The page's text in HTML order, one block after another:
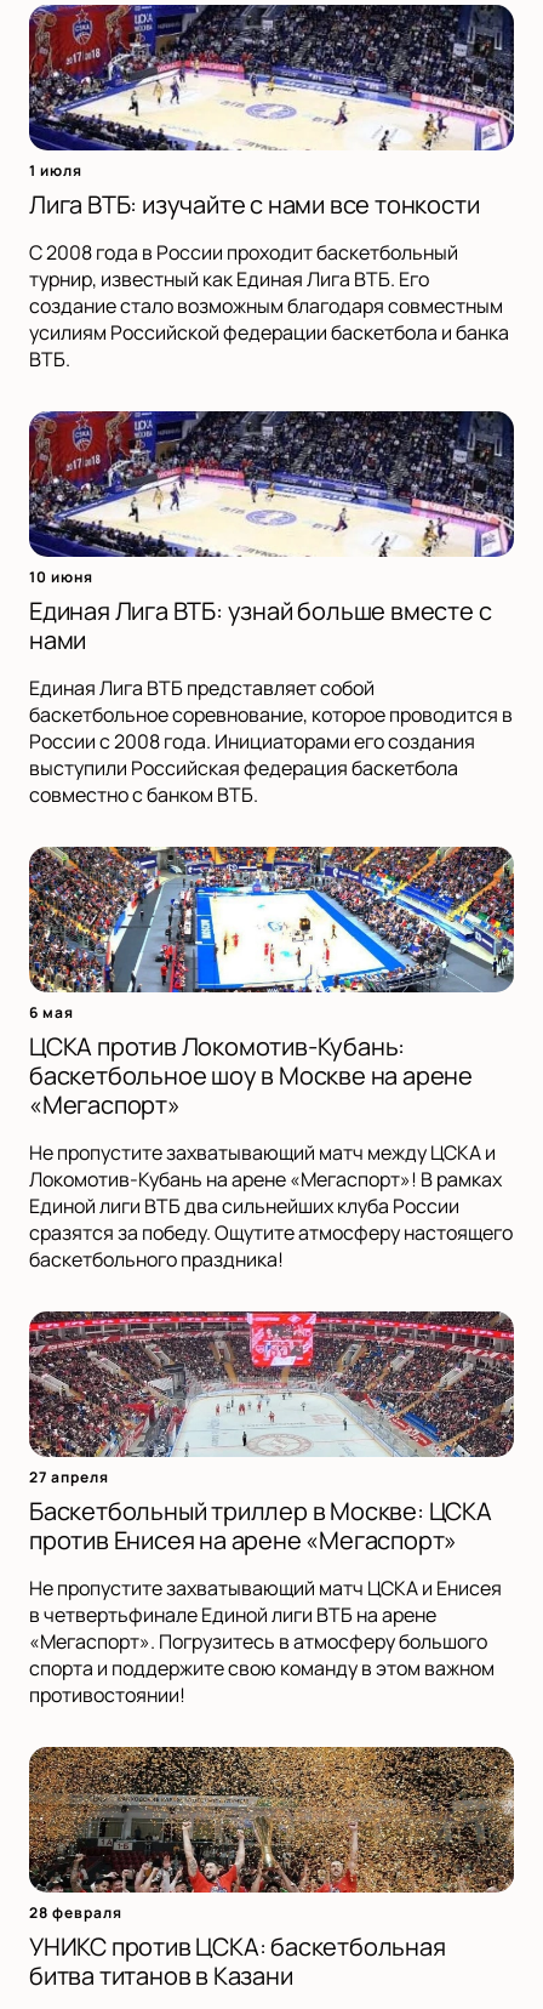
1 июля
Лига ВТБ: изучайте с нами все тонкости
С 2008 года в России проходит баскетбольный
турнир, известный как Единая Лига ВТБ. Его
создание стало возможным благодаря совместным
усилиям Российской федерации баскетбола и банка
ВТБ.
10 июня
Единая Лига ВТБ: узнай больше вместе с
нами
Единая Лига ВТБ представляет собой
баскетбольное соревнование, которое проводится в
России с 2008 года. Инициаторами его создания
выступили Российская федерация баскетбола
совместно с банком ВТБ.
6 мая
ЦСКА против Локомотив-Кубань:
баскетбольное шоу в Москве на арене
«Мегаспорт»
Не пропустите захватывающий матч между ЦСКА и
Локомотив-Кубань на арене «Мегаспорт»! В рамках
Единой лиги ВТБ два сильнейших клуба России
сразятся за победу. Ощутите атмосферу настоящего
баскетбольного праздника!
27 апреля
Баскетбольный триллер в Москве: ЦСКА
против Енисея на арене «Мегаспорт»
Не пропустите захватывающий матч ЦСКА и Енисея
в четвертьфинале Единой лиги ВТБ на арене
«Мегаспорт». Погрузитесь в атмосферу большого
спорта и поддержите свою команду в этом важном
противостоянии!
28 февраля
УНИКС против ЦСКА: баскетбольная
битва титанов в Казани